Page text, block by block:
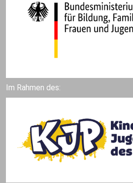
Im Rahmen des: